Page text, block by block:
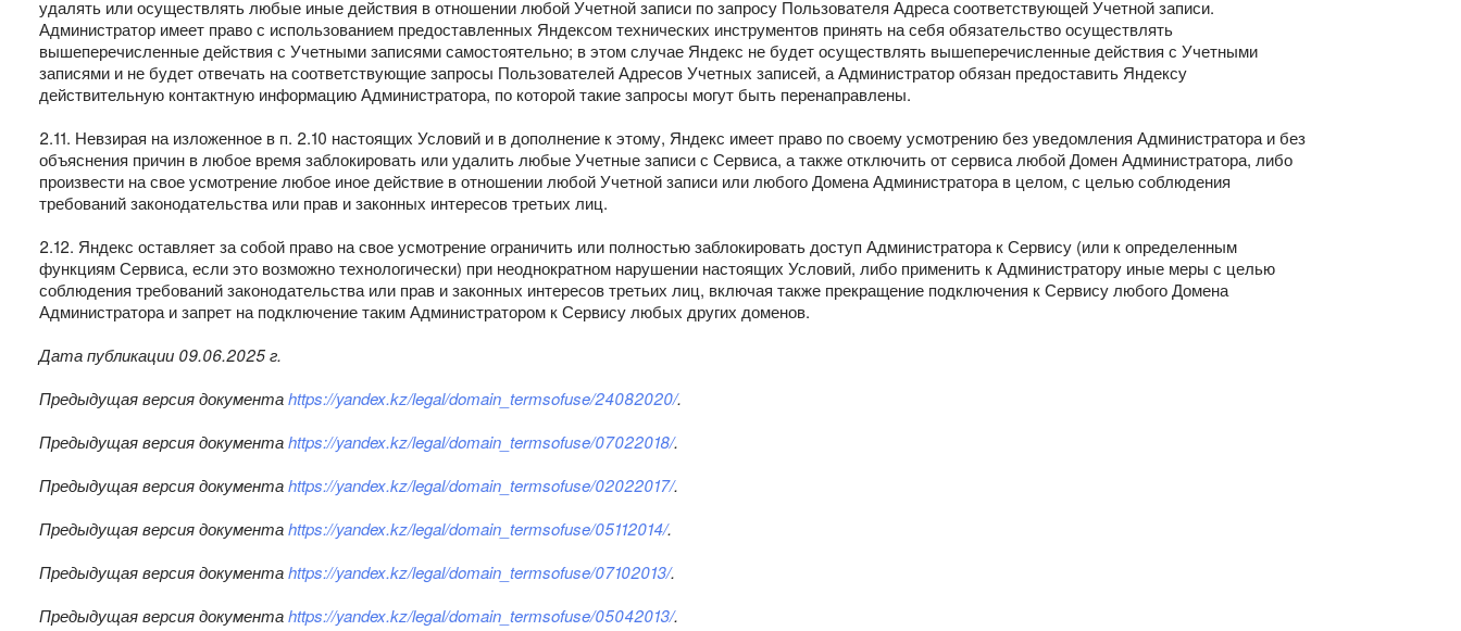
удалять или осуществлять любые иные действия в отношении любой Учетной записи по запросу Пользователя Адреса соответствующей Учетной записи.
Администратор имеет право с использованием предоставленных Яндексом технических инструментов принять на себя обязательство осуществлять
вышеперечисленные действия с Учетными записями самостоятельно; в этом случае Яндекс не будет осуществлять вышеперечисленные действия с Учетными
записями и не будет отвечать на соответствующие запросы Пользователей Адресов Учетных записей, а Администратор обязан предоставить Яндексу
действительную контактную информацию Администратора, по которой такие запросы могут быть перенаправлены.
2.11. Невзирая на изложенное в п. 2.10 настоящих Условий и в дополнение к этому, Яндекс имеет право по своему усмотрению без уведомления Администратора и без
объяснения причин в любое время заблокировать или удалить любые Учетные записи с Сервиса, а также отключить от сервиса любой Домен Администратора, либо
произвести на свое усмотрение любое иное действие в отношении любой Учетной записи или любого Домена Администратора в целом, с целью соблюдения
требований законодательства или прав и законных интересов третьих лиц.
2.12. Яндекс оставляет за собой право на свое усмотрение ограничить или полностью заблокировать доступ Администратора к Сервису (или к определенным
функциям Сервиса, если это возможно технологически) при неоднократном нарушении настоящих Условий, либо применить к Администратору иные меры с целью
соблюдения требований законодательства или прав и законных интересов третьих лиц, включая также прекращение подключения к Сервису любого Домена
Администратора и запрет на подключение таким Администратором к Сервису любых других доменов.
Дата публикации 09.06.2025 г.
Предыдущая версия документаhttps://yandex.kz/legal/domain_termsofuse/24082020/.
Предыдущая версия документаhttps://yandex.kz/legal/domain_termsofuse/07022018/.
Предыдущая версия документаhttps://yandex.kz/legal/domain_termsofuse/02022017/.
Предыдущая версия документаhttps://yandex.kz/legal/domain_termsofuse/05112014/.
Предыдущая версия документаhttps://yandex.kz/legal/domain_termsofuse/07102013/.
Предыдущая версия документаhttps://yandex.kz/legal/domain_termsofuse/05042013/.